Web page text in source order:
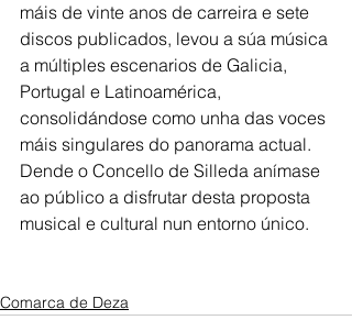
máis de vinte anos de carreira e sete
discos publicados, levou a súa música
a múltiples escenarios de Galicia,
Portugal e Latinoamérica,
consolidándose como unha das voces
máis singulares do panorama actual.
Dende o Concello de Silleda anímase
ao público a disfrutar desta proposta
musical e cultural nun entorno único.
Comarca de Deza